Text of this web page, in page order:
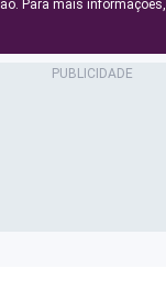
Para mais informações,